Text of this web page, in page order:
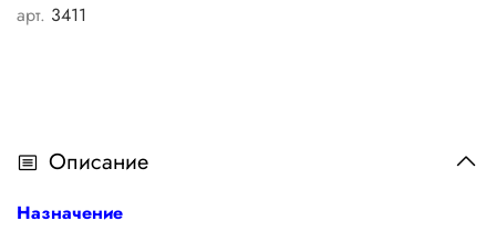
арт. 3411
Описание
Назначение